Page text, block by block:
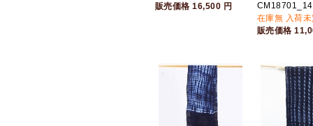
販売価格16,500 円
CM18701_14
在庫無 入荷
販売価格